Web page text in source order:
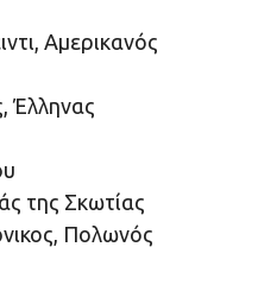
Αμερικανός
Έλληνας
της Σκωτίας
Πολωνός